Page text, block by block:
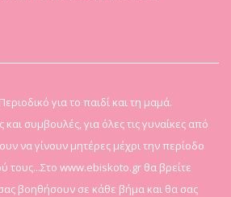
για το παιδί και τη μαμά.
συμβουλές, για όλες τις γυναίκες από
να γίνουν μητέρες μέχρι την περίοδο
τους...Στο www.ebiskoto.gr θα βρείτε
βοηθήσουν σε κάθε βήμα και θα σας